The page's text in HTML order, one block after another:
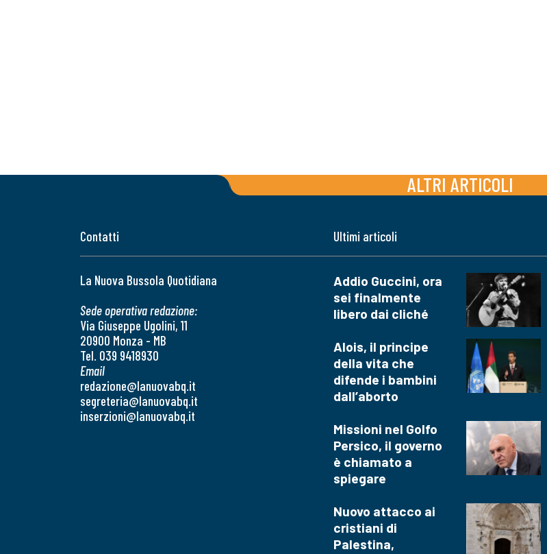
ALTRI ARTICOLI
Contatti
La Nuova Bussola Quotidiana
Sede operativa redazione:
Via Giuseppe Ugolini, 11
20900 Monza - MB
Tel. 039 9418930
Email
redazione@lanuovabq.it
segreteria@lanuovabq.it
inserzioni@lanuovabq.it
Ultimi articoli
Addio Guccini, ora
sei finalmente
libero dai cliché
Alois, il principe
della vita che
difende i bambini
dall’aborto
Missioni nel Golfo
Persico, il governo
è chiamato a
spiegare
Nuovo attacco ai
cristiani di
Palestina,